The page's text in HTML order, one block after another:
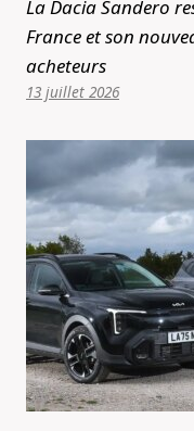
La Dacia Sandero
France et son
acheteurs
13 juillet 2026